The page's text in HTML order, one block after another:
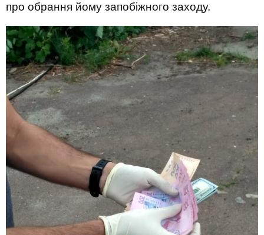
про обрання йому запобіжного заходу.